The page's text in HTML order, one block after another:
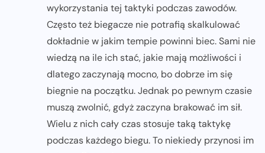
wykorzystania tej taktyki podczas zawodów.
Często też biegacze nie potrafią skalkulować
dokładnie w jakim tempie powinni biec. Sami nie
wiedzą na ile ich stać, jakie mają możliwości i
dlatego zaczynają mocno, bo dobrze im się
biegnie na początku. Jednak po pewnym czasie
muszą zwolnić, gdyż zaczyna brakować im sił.
Wielu z nich cały czas stosuje taką taktykę
podczas każdego biegu. To niekiedy przynosi im